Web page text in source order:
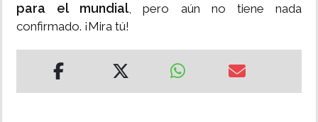
para el mundial, pero aún no tiene nada
confirmado. ¡Mira tú!